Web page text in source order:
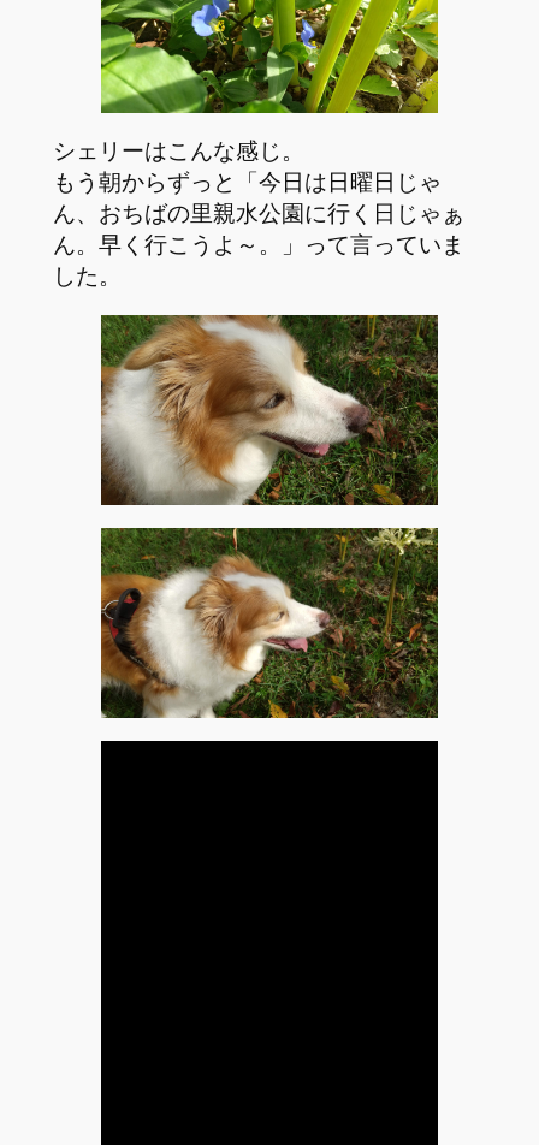
シェリーはこんな感じ。
もう朝からずっと「今日は日曜日じゃ
ん、おちばの里親水公園に行く日じゃぁ
ん。早く行こうよ～。」って言っていま
した。